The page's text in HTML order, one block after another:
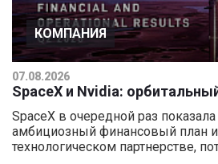
КОМПАНИЯ
07.08.2026
SpaceX и Nvidia:
SpaceX в очередной раз
амбициозный финансовый план
технологическом партнерстве,